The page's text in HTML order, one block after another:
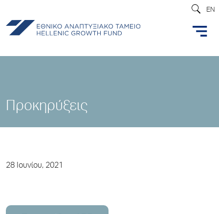
EN
Προκηρύξεις
28 Ιουνίου, 2021